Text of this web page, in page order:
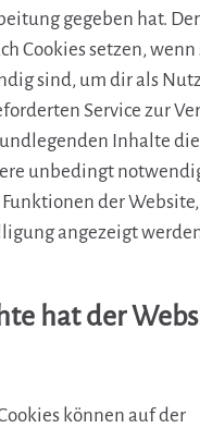
gegeben hat.
Cookies setzen, wenn
sind, um dir als
Service zur
Inhalte
unbedingt
der
angezeigt
hat der
können auf der